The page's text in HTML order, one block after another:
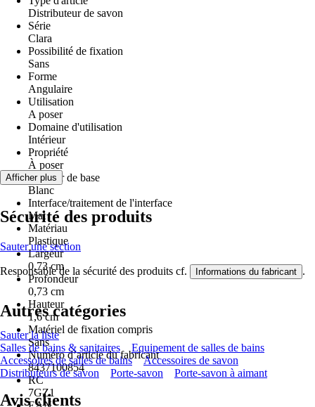
Distributeur de savon
Série
Clara
Possibilité de fixation
Sans
Forme
Angulaire
Utilisation
A poser
Domaine d'utilisation
Intérieur
Propriété
À poser
Couleur de base
Blanc
Interface/traitement de l'interface
Mat
Matériau
Plastique
Largeur
0,73 cm
Profondeur
0,73 cm
Hauteur
1,6 cm
Matériel de fixation compris
Sans
Numéro d’article du fabricant
8437100854
RC
7GZ1
Afficher plus
Sécurité des produits
Sauter une section
Responsable de la sécurité des produits cf. Informations du fabricant .
Autres catégories
Sauter la liste
Salles de bains & sanitaires
Equipement de salles de bains
Accessoires de salles de bains
Accessoires de savon
Distributeurs de savon
Porte-savon Porte-savon à aimant
Avis clients